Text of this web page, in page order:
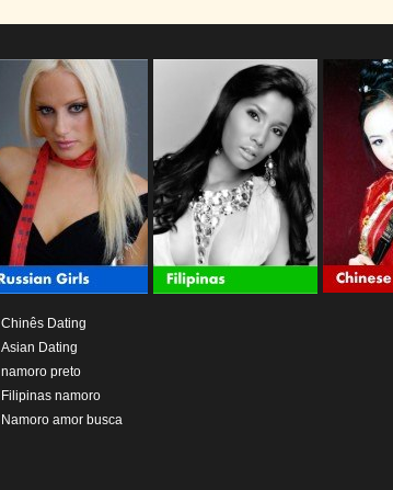
Chinês Dating
Asian Dating
namoro preto
Filipinas namoro
Namoro amor busca